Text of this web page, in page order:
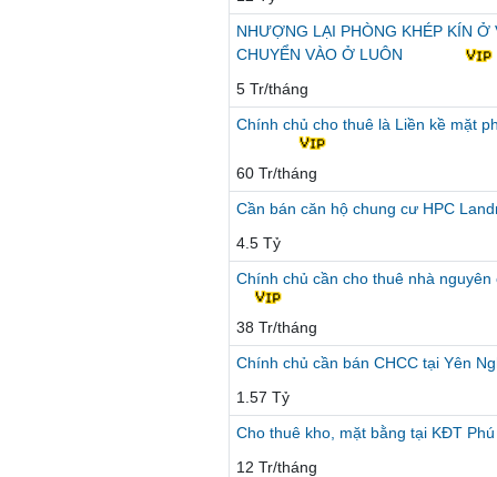
NHƯỢNG LẠI PHÒNG KHÉP KÍN
CHUYỂN VÀO Ở LUÔN
5 Tr/tháng
Chính chủ cho thuê là Liền kề mặt
60 Tr/tháng
Cần bán căn hộ chung cư HPC
4.5 Tỷ
Chính chủ cần cho thuê nhà
38 Tr/tháng
Chính chủ cần bán CHCC tại Yên
1.57 Tỷ
Cho thuê kho, mặt bằng tại KĐT
12 Tr/tháng